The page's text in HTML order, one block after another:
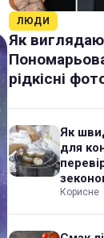
ЛЮДИ
Як
рідкісні
Як
для
Корисне